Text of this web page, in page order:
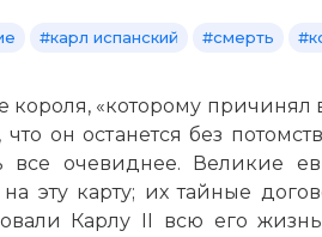
#карл испанский #смерть
короля, «которому
что он останется без
все очевиднее. Великие
эту карту; их тайные
Карлу II всю его